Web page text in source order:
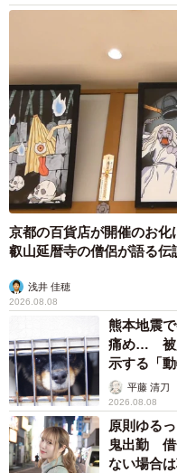
京都の百貨店が開催のお
叡山延暦寺の僧侶が語る伝
浅井 佳穂
2026.08.08
熊本地震
痛め… 被
示する「
平藤 清刀
2026.08.08
原則ゆる
鬼出勤 借
ない場合